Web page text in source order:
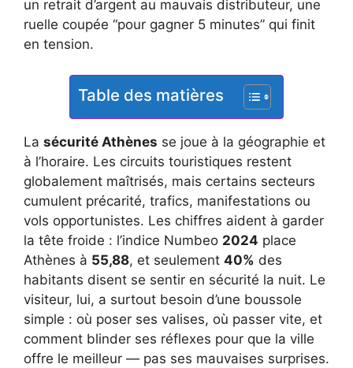
un retrait d’argent au mauvais distributeur, une
ruelle coupée “pour gagner 5 minutes” qui finit
en tension.
Table des matières
La sécurité Athènes se joue à la géographie et
à l’horaire. Les circuits touristiques restent
globalement maîtrisés, mais certains secteurs
cumulent précarité, trafics, manifestations ou
vols opportunistes. Les chiffres aident à garder
la tête froide : l’indice Numbeo 2024 place
Athènes à 55,88, et seulement 40% des
habitants disent se sentir en sécurité la nuit. Le
visiteur, lui, a surtout besoin d’une boussole
simple : où poser ses valises, où passer vite, et
comment blinder ses réflexes pour que la ville
offre le meilleur — pas ses mauvaises surprises.